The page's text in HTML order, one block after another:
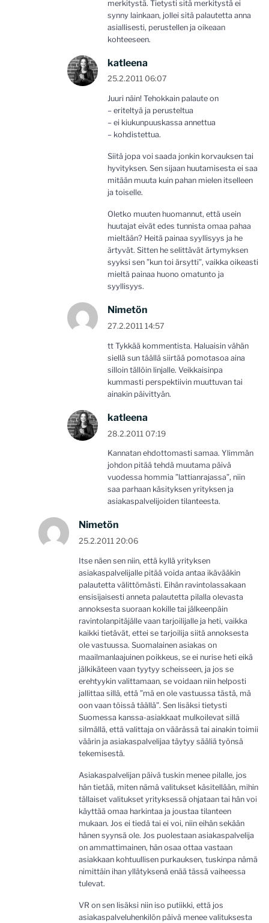
merkitystä. Tietysti sitä merkitystä ei
synny lainkaan, jollei sitä palautetta anna
asiallisesti, perustellen ja oikeaan
kohteeseen.
katleena
25.2.2011 06:07
Juuri näin! Tehokkain palaute on
– eriteltyä ja perusteltua
– ei kiukunpuuskassa annettua
– kohdistettua.
Siitä jopa voi saada jonkin korvauksen tai
hyvityksen. Sen sijaan huutamisesta ei saa
mitään muuta kuin pahan mielen itselleen
ja toiselle.
Oletko muuten huomannut, että usein
huutajat eivät edes tunnista omaa pahaa
mieltään? Heitä painaa syyllisyys ja he
ärtyvät. Sitten he selittävät ärtymyksen
syyksi sen ”kun toi ärsytti”, vaikka oikeasti
mieltä painaa huono omatunto ja
syyllisyys.
Nimetön
27.2.2011 14:57
tt Tykkää kommentista. Haluaisin vähän
siellä sun täällä siirtää pomotasoa aina
silloin tällöin linjalle. Veikkaisinpa
kummasti perspektiivin muuttuvan tai
ainakin päivittyän.
katleena
28.2.2011 07:19
Kannatan ehdottomasti samaa. Ylimmän
johdon pitää tehdä muutama päivä
vuodessa hommia ”lattianrajassa”, niin
saa parhaan käsityksen yrityksen ja
asiakaspalvelijoiden tilanteesta.
Nimetön
25.2.2011 20:06
Itse näen sen niin, että kyllä yrityksen
asiakaspalvelijalle pitää voida antaa ikävääkin
palautetta välittömästi. Eihän ravintolassakaan
ensisijaisesti anneta palautetta pilalla olevasta
annoksesta suoraan kokille tai jälkeenpäin
ravintolanpitäjälle vaan tarjoilijalle ja heti, vaikka
kaikki tietävät, ettei se tarjoilija siitä annoksesta
ole vastuussa. Suomalainen asiakas on
maailmanlaajuinen poikkeus, se ei nurise heti eikä
jälkikäteen vaan tyytyy scheisseen, ja jos se
erehtyykin valittamaan, se voidaan niin helposti
jallittaa sillä, että ”mä en ole vastuussa tästä, mä
oon vaan töissä täällä”. Sen lisäksi tietysti
Suomessa kanssa-asiakkaat mulkoilevat sillä
silmällä, että valittaja on väärässä tai ainakin toimii
väärin ja asiakaspalvelijaa täytyy sääliä työnsä
tekemisestä.
Asiakaspalvelijan päivä tuskin menee pilalle, jos
hän tietää, miten nämä valitukset käsitellään, mihin
tällaiset valitukset yrityksessä ohjataan tai hän voi
käyttää omaa harkintaa ja joustaa tilanteen
mukaan. Jos ei tiedä tai ei voi, niin eihän sekään
hänen syynsä ole. Jos puolestaan asiakaspalvelija
on ammattimainen, hän osaa ottaa vastaan
asiakkaan kohtuullisen purkauksen, tuskinpa nämä
nimittäin ihan yllätyksenä enää tässä vaiheessa
tulevat.
VR on sen lisäksi niin iso putiikki, että jos
asiakaspalveluhenkilön päivä menee valituksesta